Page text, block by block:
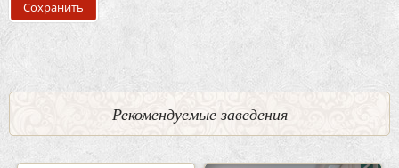
Рекомендуемые заведения